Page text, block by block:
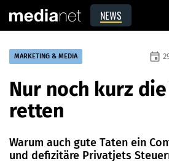
NEWS
MARKETING & MEDIA event
Nur noch kurz
retten
Warum auch gute Taten ein
und defizitäre Privatjets